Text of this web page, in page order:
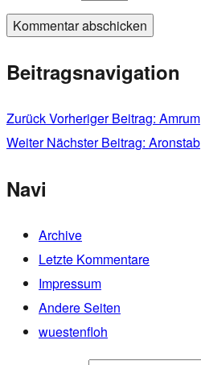
Beitragsnavigation
ZurückVorheriger Beitrag: Amrum
Weiter Nächster Beitrag: Aronstab
Navi
Archive
Letzte Kommentare
Impressum
Andere Seiten
wuestenfloh